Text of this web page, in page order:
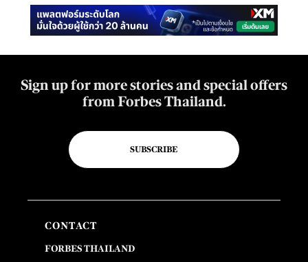
Sign up for more stories and special offers
from Forbes Thailand.
SUBSCRIBE
CONTACT
FORBES THAILAND